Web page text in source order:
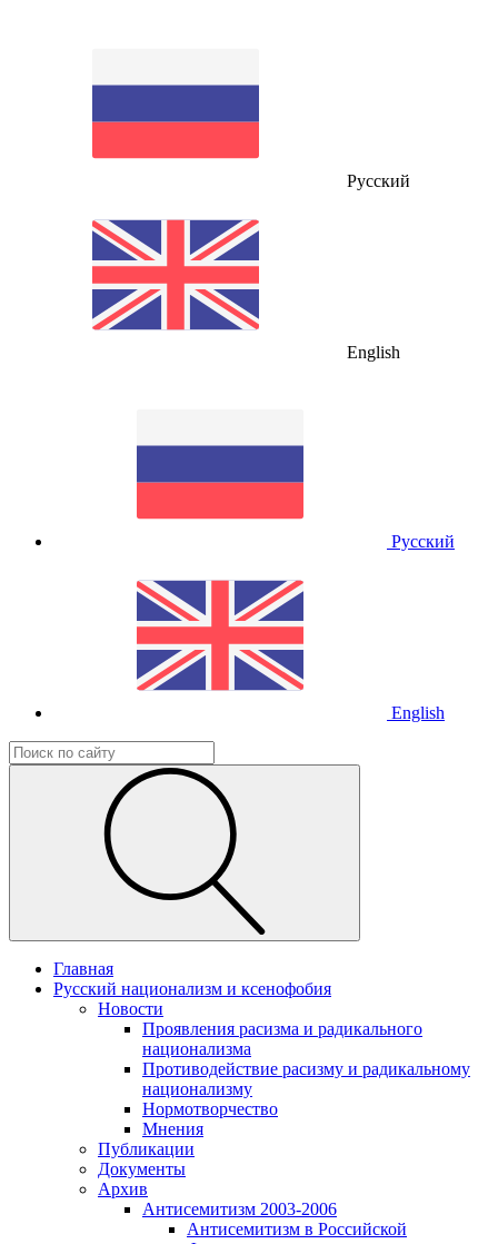
Русский
English
Русский
English
Главная
Русский национализм и ксенофобия
Новости
Проявления расизма и радикального
национализма
Противодействие расизму и радикальному
национализму
Нормотворчество
Мнения
Публикации
Документы
Архив
Антисемитизм 2003-2006
Антисемитизм в Российской